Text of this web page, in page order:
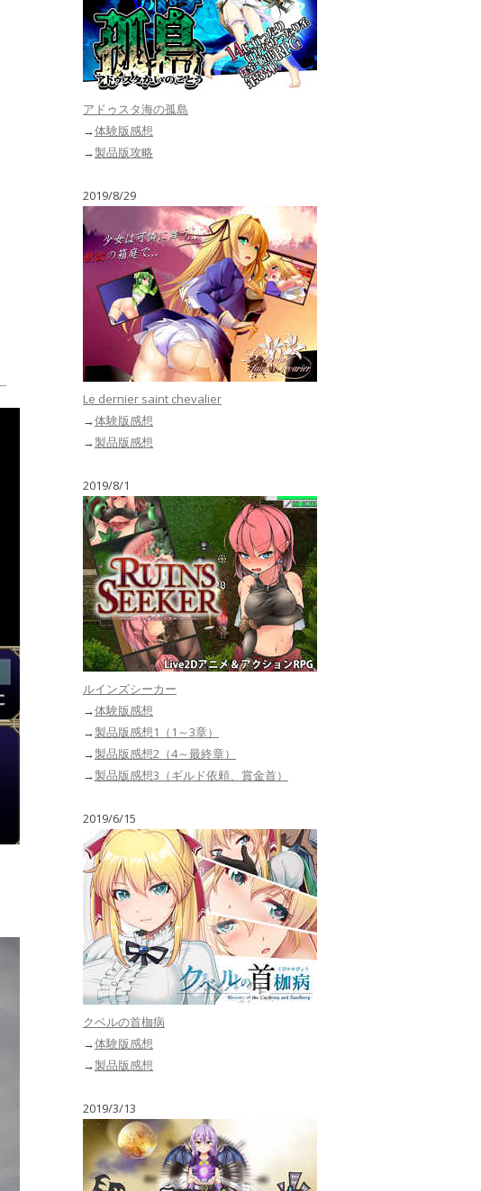
アドゥスタ海の孤島
→体験版感想
→製品版攻略
2019/8/29
Le dernier saint chevalier
→体験版感想
→製品版感想
2019/8/1
ルインズシーカー
→体験版感想
→製品版感想1（1～3章）
→製品版感想2（4～最終章）
→製品版感想3（ギルド依頼、賞金首）
2019/6/15
クベルの首枷病
→体験版感想
→製品版感想
2019/3/13